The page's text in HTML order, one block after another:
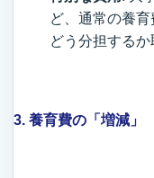
ど、通常の養
どう分担するか
3. 養育費の「増減」